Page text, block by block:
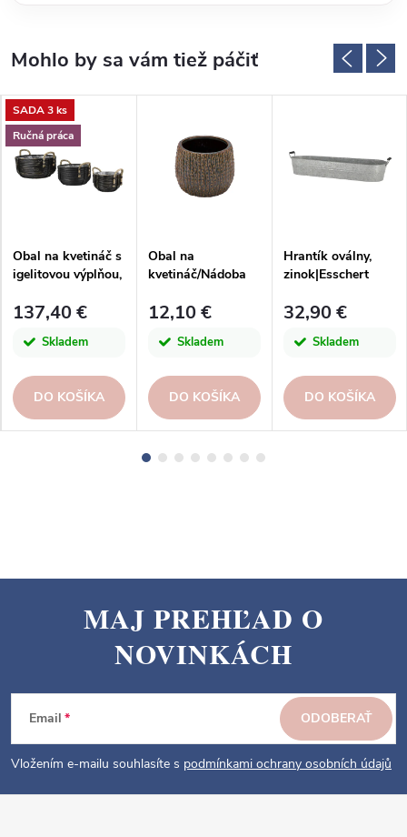
SADA 3 ks
Ručná práca
Obal na kvetináč s
igelitovou výplňou,
6|48x22x45cm,
137,40 €
Skladem
DO KOŠÍKA
Obal na
kvetináč/Nádoba
pr.14/x11cm, ks
12,10 €
Skladem
DO KOŠÍKA
Hrantík oválny,
zinok|Esschert
32,90 €
Skladem
DO KOŠÍKA
p
e
MAJ PREHĽAD O
NOVINKÁCH
Email
Vložením e-mailu souhlasíte s podmínkami ochrany osobních údajů
ODOBERAŤ